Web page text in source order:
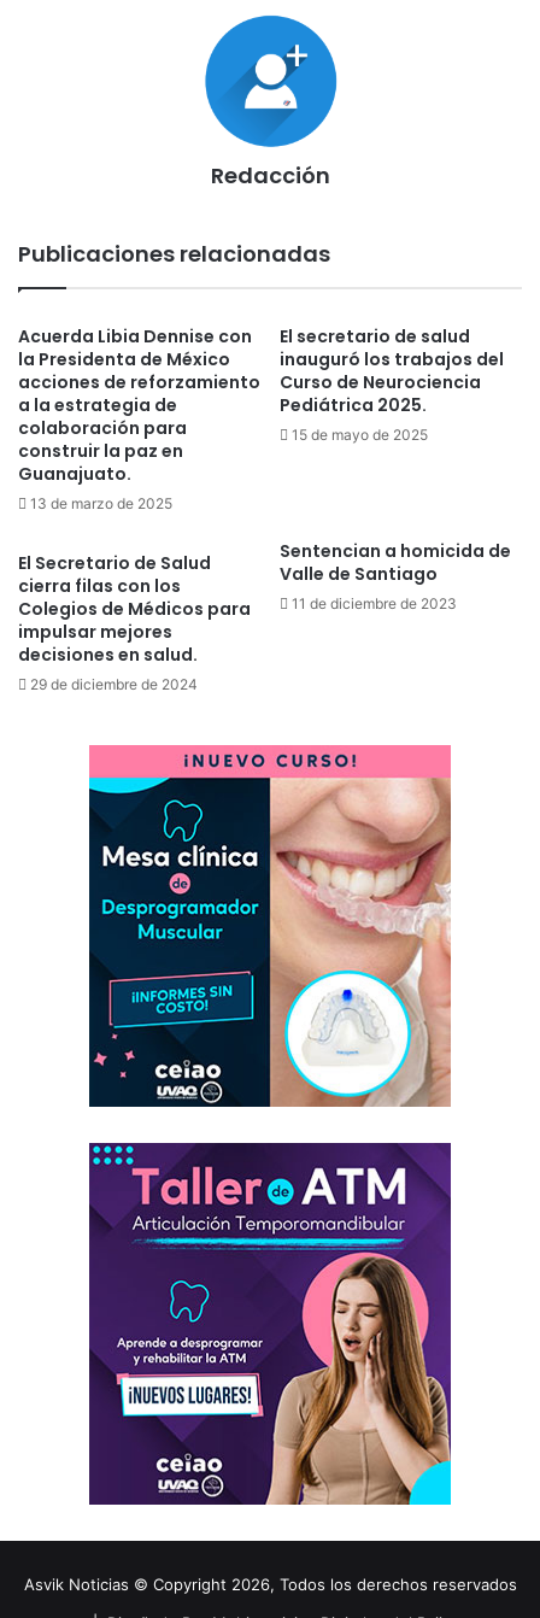
Redacción
Publicaciones relacionadas
Acuerda Libia Dennise con
la Presidenta de México
acciones de reforzamiento
a la estrategia de
colaboración para
construir la paz en
Guanajuato.
13 de marzo de 2025
El secretario de salud
inauguró los trabajos del
Curso de Neurociencia
Pediátrica 2025.
15 de mayo de 2025
El Secretario de Salud
cierra filas con los
Colegios de Médicos para
impulsar mejores
decisiones en salud.
29 de diciembre de 2024
Sentencian a homicida de
Valle de Santiago
11 de diciembre de 2023
Asvik Noticias © Copyright 2026, Todos los derechos reservados